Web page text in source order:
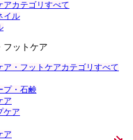
アカテゴリすべて
イル
フットケア
ア・フットケアカテゴリすべて
プ・石鹸
ア
ケア
ア